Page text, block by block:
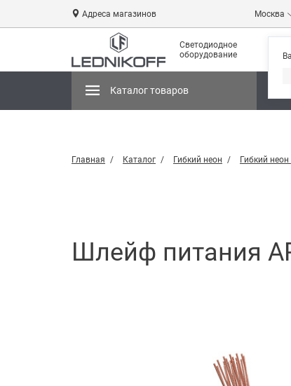
Адреса магазинов Москва
Светодиодное
оборудование
Каталог товаров
Главная Каталог Гибкий неон Гибкий
Шлейф питания